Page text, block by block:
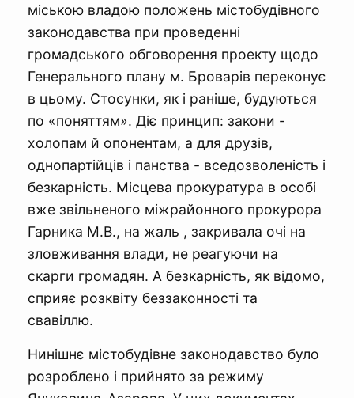
міською владою положень містобудівного
законодавства при проведенні
громадського обговорення проекту щодо
Генерального плану м. Броварів переконує
в цьому. Стосунки, як і раніше, будуються
по «поняттям». Діє принцип: закони -
холопам й опонентам, а для друзів,
однопартійців і панства - вседозволеність і
безкарність. Місцева прокуратура в особі
вже звільненого міжрайонного прокурора
Гарника М.В., на жаль , закривала очі на
зловживання влади, не реагуючи на
скарги громадян. А безкарність, як відомо,
сприяє розквіту беззаконності та
свавіллю.
Нинішнє містобудівне законодавство було
розроблено і прийнято за режиму